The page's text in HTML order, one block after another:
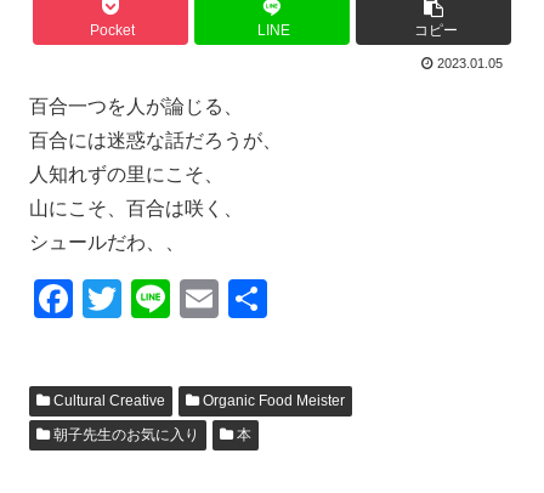
Pocket LINE コピー
2023.01.05
百合一つを人が論じる、
百合には迷惑な話だろうが、
人知れずの里にこそ、
山にこそ、百合は咲く、
シュールだわ、、
F
c
e
b
T
tt
er
Li
e
E
ail
Cultural Creative
Organic Food Meister
朝子先生のお気に入り
本